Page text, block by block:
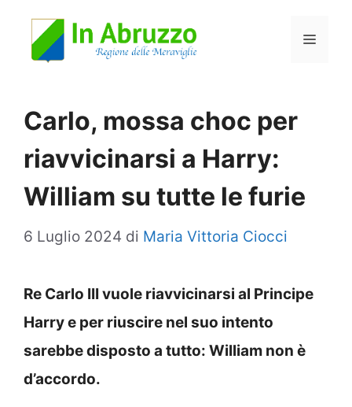
Menu
Carlo, mossa choc per
riavvicinarsi a Harry:
William su tutte le furie
6 Luglio 2024 di Maria Vittoria Ciocci
Re Carlo III vuole riavvicinarsi al Principe
Harry e per riuscire nel suo intento
sarebbe disposto a tutto: William non è
d’accordo.